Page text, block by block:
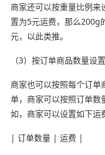
商家还可以按重量比例
置为5元运费，那么200g
元，以此类推。
（3）按订单商品数量设
商家也可以按照每个订单
单，商家可以按照订单数
如，商家可以设置如下运
| 订单数量 | 运费 |